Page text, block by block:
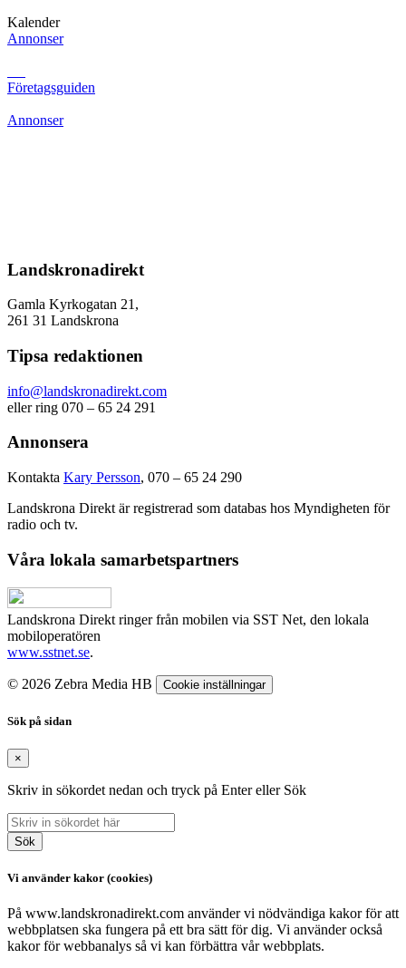
Kalender
Annonser
Företagsguiden
Annonser
Landskronadirekt
Gamla Kyrkogatan 21,
261 31 Landskrona
Tipsa redaktionen
info@landskronadirekt.com
eller ring 070 – 65 24 291
Annonsera
Kontakta Kary Persson, 070 – 65 24 290
Landskrona Direkt är registrerad som databas hos Myndigheten för
radio och tv.
Våra lokala samarbetspartners
Landskrona Direkt ringer från mobilen via SST Net, den lokala
mobiloperatören
www.sstnet.se.
© 2026 Zebra Media HB Cookie inställningar
Sök på sidan
×
Skriv in sökordet nedan och tryck på Enter eller Sök
Sök
Vi använder kakor (cookies)
På www.landskronadirekt.com använder vi nödvändiga kakor för att
webbplatsen ska fungera på ett bra sätt för dig. Vi använder också
kakor för webbanalys så vi kan förbättra vår webbplats.